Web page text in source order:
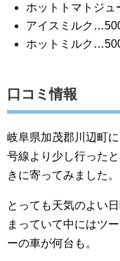
ホットトマトジ
アイスミルク
ホットミルク
口コミ情報
岐阜県加茂郡川辺町
号線より少し行った
きに寄ってみました。
とっても天気のよい
まっていて中にはツ
ーの車が何台も。